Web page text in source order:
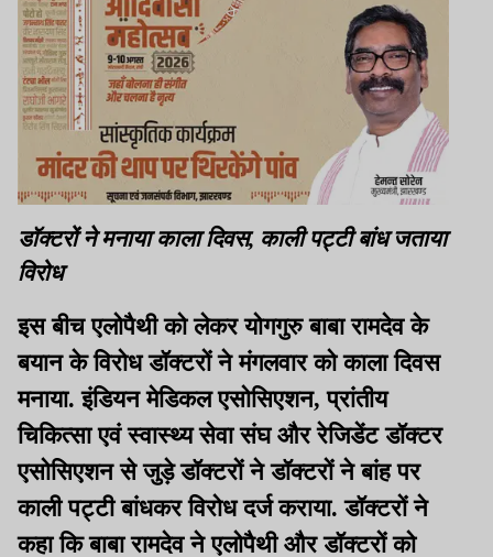
डॉक्टरों ने मनाया काला दिवस, काली पट्टी बांध जताया
विरोध
इस बीच एलोपैथी को लेकर योगगुरु बाबा रामदेव के
बयान के विरोध डॉक्टरों ने मंगलवार को काला दिवस
मनाया. इंडियन मेडिकल एसोसिएशन, प्रांतीय
चिकित्सा एवं स्वास्थ्य सेवा संघ और रेजिडेंट डॉक्टर
एसोसिएशन से जुड़े डॉक्टरों ने डॉक्टरों ने बांह पर
काली पट्टी बांधकर विरोध दर्ज कराया. डॉक्टरों ने
कहा कि बाबा रामदेव ने एलोपैथी और डॉक्टरों को